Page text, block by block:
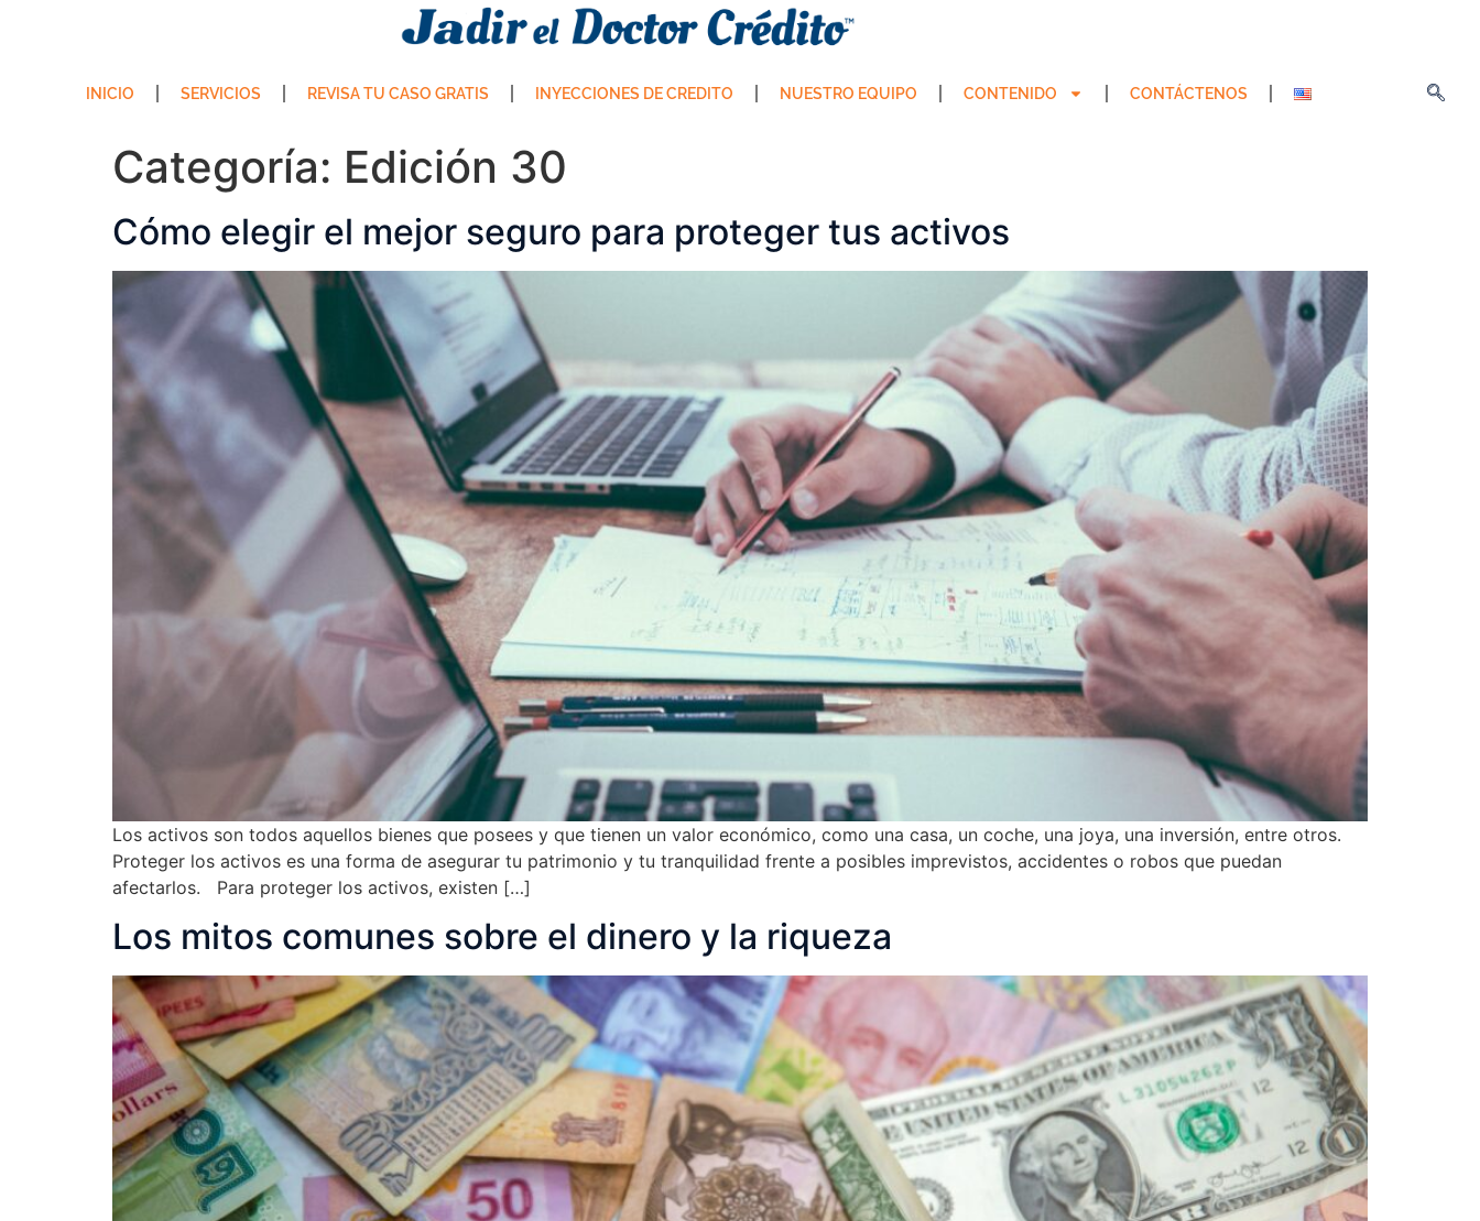
INICIO SERVICIOS REVISA TU CASO GRATIS INYECCIONES DE CREDITO NUESTRO EQUIPO CONTENIDO CONTÁCTENOS
Categoría: Edición 30
Cómo elegir el mejor seguro para proteger tus activos
Los activos son todos aquellos bienes que posees y que tienen un valor económico, como una casa, un coche, una joya, una inversión, entre otros.
Proteger los activos es una forma de asegurar tu patrimonio y tu tranquilidad frente a posibles imprevistos, accidentes o robos que puedan
afectarlos. Para proteger los activos, existen […]
Los mitos comunes sobre el dinero y la riqueza